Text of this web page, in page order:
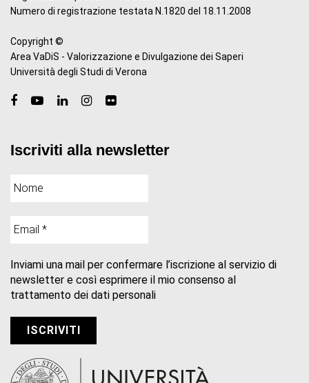
Numero di registrazione testata N.1820 del 18.11.2008
Copyright ©
Area VaDiS - Valorizzazione e Divulgazione dei Saperi
Università degli Studi di Verona
Iscriviti alla newsletter
Inviami una mail per confermare l’iscrizione al servizio di
newsletter e così esprimere il mio consenso al
trattamento dei dati personali